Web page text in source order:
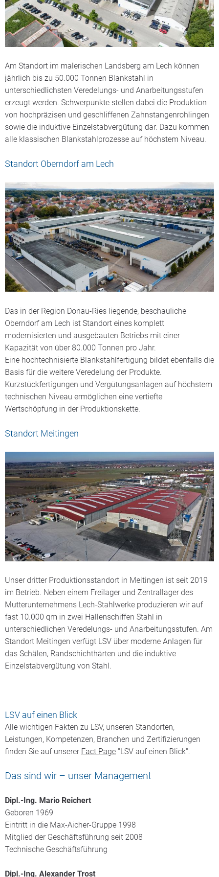
Am Standort im malerischen Landsberg am Lech können
jährlich bis zu 50.000 Tonnen Blankstahl in
unterschiedlichsten Veredelungs- und Anarbeitungsstufen
erzeugt werden. Schwerpunkte stellen dabei die Produktion
von hochpräzisen und geschliffenen Zahnstangenrohlingen
sowie die induktive Einzelstabvergütung dar. Dazu kommen
alle klassischen Blankstahlprozesse auf höchstem Niveau.
Standort Oberndorf am Lech
Das in der Region Donau-Ries liegende, beschauliche
Oberndorf am Lech ist Standort eines komplett
modernisierten und ausgebauten Betriebs mit einer
Kapazität von über 80.000 Tonnen pro Jahr.
Eine hochtechnisierte Blankstahlfertigung bildet ebenfalls die
Basis für die weitere Veredelung der Produkte.
Kurzstückfertigungen und Vergütungsanlagen auf höchstem
technischen Niveau ermöglichen eine vertiefte
Wertschöpfung in der Produktionskette.
Standort Meitingen
Unser dritter Produktionsstandort in Meitingen ist seit 2019
im Betrieb. Neben einem Freilager und Zentrallager des
Mutterunternehmens Lech-Stahlwerke produzieren wir auf
fast 10.000 qm in zwei Hallenschiffen Stahl in
unterschiedlichen Veredelungs- und Anarbeitungsstufen. Am
Standort Meitingen verfügt LSV über moderne Anlagen für
das Schälen, Randschichthärten und die induktive
Einzelstabvergütung von Stahl.
LSV auf einen Blick
Alle wichtigen Fakten zu LSV, unseren Standorten,
Leistungen, Kompetenzen, Branchen und Zertifizierungen
finden Sie auf unserer Fact Page "LSV auf einen Blick".
Das sind wir – unser Management
Dipl.-Ing. Mario Reichert
Geboren 1969
Eintritt in die Max-Aicher-Gruppe 1998
Mitglied der Geschäftsführung seit 2008
Technische Geschäftsführung
Dipl.-Ing. Alexander Trost